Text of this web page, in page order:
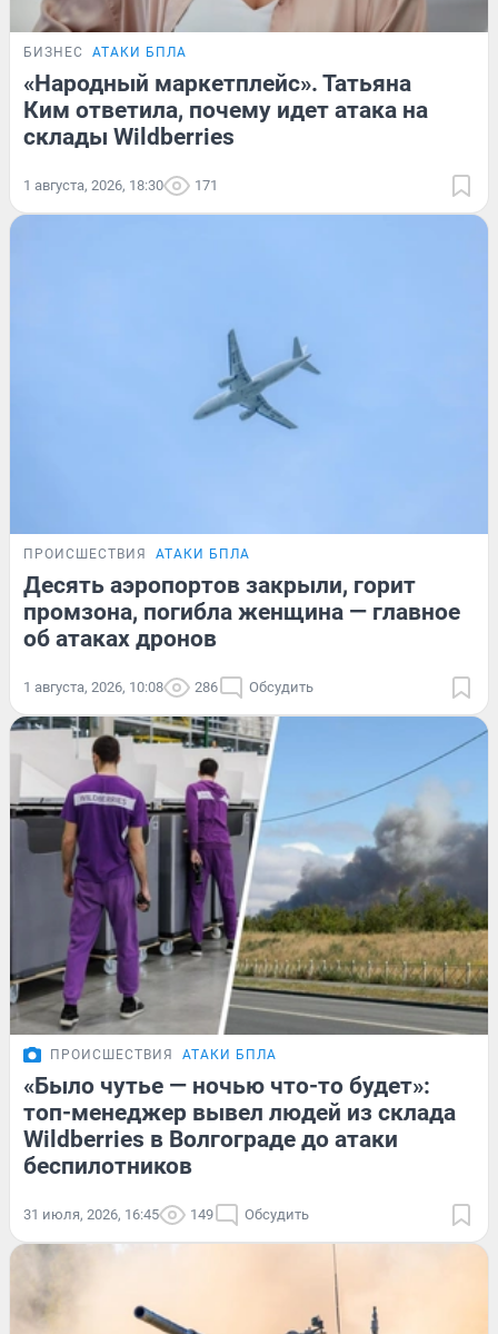
БИЗНЕС АТАКИ БПЛА
«Народный маркетплейс». Татьяна
Ким ответила, почему идет атака на
склады Wildberries
1 августа, 2026, 18:30 171
ПРОИСШЕСТВИЯ АТАКИ БПЛА
Десять аэропортов закрыли, горит
промзона, погибла женщина — главное
об атаках дронов
1 августа, 2026, 10:08 286 Обсудить
ПРОИСШЕСТВИЯ АТАКИ БПЛА
«Было чутье — ночью что-то будет»:
топ-менеджер вывел людей из склада
Wildberries в Волгограде до атаки
беспилотников
31 июля, 2026, 16:45 149 Обсудить